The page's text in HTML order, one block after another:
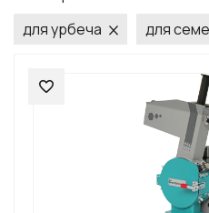
для урбеча
для